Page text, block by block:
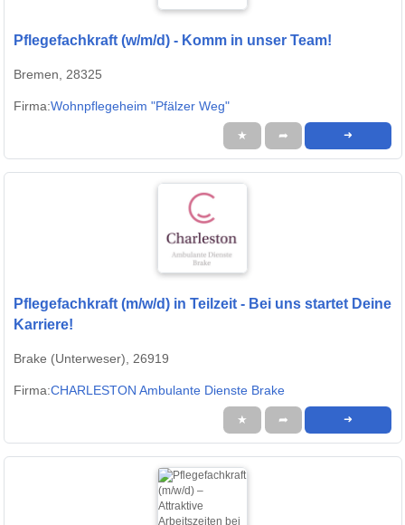
Pflegefachkraft (w/m/d) - Komm in unser Team!
Bremen, 28325
Firma:Wohnpflegeheim "Pfälzer Weg"
★ ➦ ➜
Pflegefachkraft (m/w/d) in Teilzeit - Bei uns startet Deine
Karriere!
Brake (Unterweser), 26919
Firma:CHARLESTON Ambulante Dienste Brake
★ ➦ ➜